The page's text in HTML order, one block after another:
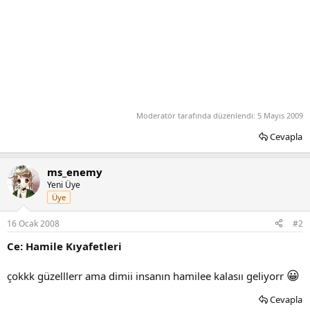
Moderatör tarafında düzenlendi: 5 Mayıs 2009
Cevapla
ms_enemy
Yeni Üye
Üye
16 Ocak 2008 #2
Ce: Hamile Kıyafetleri
çokkk güzelllerr ama dimii insanın hamilee kalasıı geliyorr 😀
Cevapla